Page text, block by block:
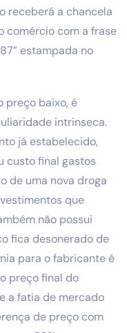
receberá a chancela
comércio com a frase
estampada no
preço baixo, é
intrinseca.
já estabelecido,
custo final gastos
de uma nova droga
que
não possui
fica desonerado de
para o fabricante é
preço final do
a fatia de mercado
de preço com